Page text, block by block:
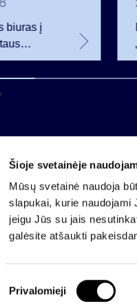
Šioje svetainėje
Mūsų svetainė naudoja
slapukai, kurie naudojami
jeigu Jūs su jais
galėsite atšaukti
u
Privalomieji
biuras į
fondą
mln. JAV
teisės saugomos.